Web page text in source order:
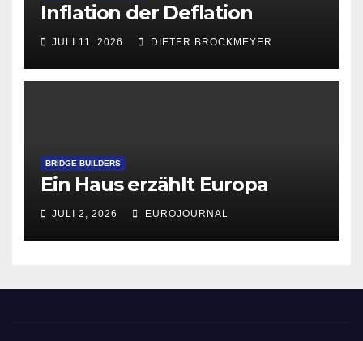
Inflation der Deflation
JULI 11, 2026 DIETER BROCKMEYER
BRIDGE BUILDERS
Ein Haus erzählt Europa
JULI 2, 2026 EUROJOURNAL